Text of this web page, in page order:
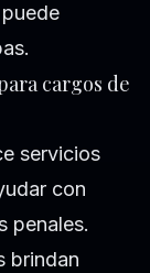
cargos de
servicios
con
penales.
brindan